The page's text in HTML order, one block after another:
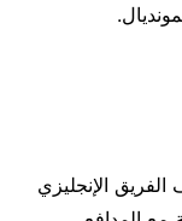
الإنجليزي